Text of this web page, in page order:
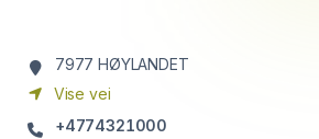
7977 HØYLANDET
Vise vei
+4774321000